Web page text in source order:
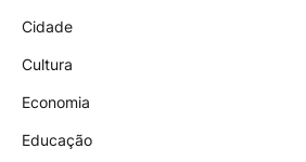
Cidade
Cultura
Economia
Educação